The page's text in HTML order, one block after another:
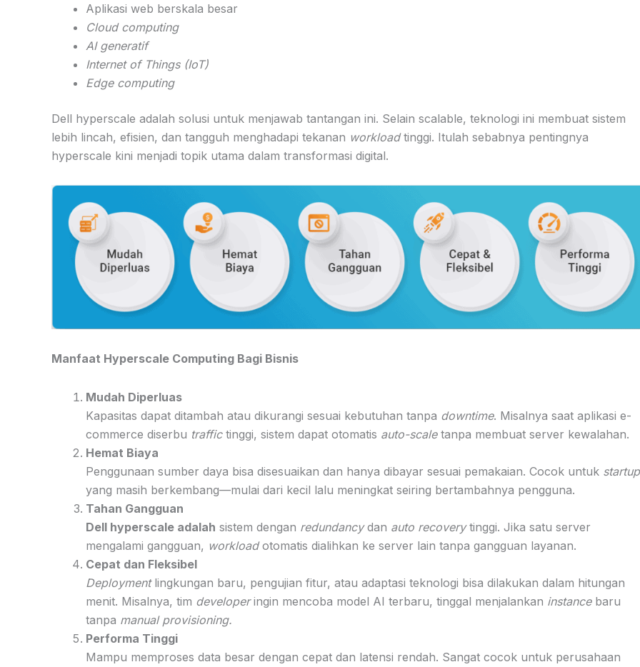
Aplikasi web berskala besar
Cloud computing
AI generatif
Internet of Things (IoT)
Edge computing
Dell hyperscale adalah solusi untuk menjawab tantangan ini. Selain scalable, teknologi ini membuat sistem
lebih lincah, efisien, dan tangguh menghadapi tekanan workloadtinggi. Itulah sebabnya pentingnya
hyperscale kini menjadi topik utama dalam transformasi digital.
Manfaat Hyperscale Computing Bagi Bisnis
Mudah Diperluas
Kapasitas dapat ditambah atau dikurangi sesuai kebutuhan tanpa downtime. Misalnya saat aplikasi e-
commerce diserbu traffictinggi, sistem dapat otomatis auto-scaletanpa membuat server kewalahan.
Hemat Biaya
Penggunaan sumber daya bisa disesuaikan dan hanya dibayar sesuai pemakaian. Cocok untuk startup
yang masih berkembang—mulai dari kecil lalu meningkat seiring bertambahnya pengguna.
Tahan Gangguan
Dell hyperscale adalah sistem dengan redundancydan auto recoverytinggi. Jika satu server
mengalami gangguan, workloadotomatis dialihkan ke server lain tanpa gangguan layanan.
Cepat dan Fleksibel
Deploymentlingkungan baru, pengujian fitur, atau adaptasi teknologi bisa dilakukan dalam hitungan
menit. Misalnya, tim developeringin mencoba model AI terbaru, tinggal menjalankan instancebaru
tanpa manual provisioning.
Performa Tinggi
Mampu memproses data besar dengan cepat dan latensi rendah. Sangat cocok untuk perusahaan